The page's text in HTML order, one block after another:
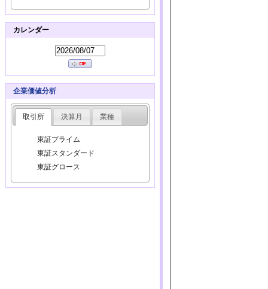
カレンダー
企業価値分析
取引所 決算月 業種
東証プライム
東証スタンダード
東証グロース